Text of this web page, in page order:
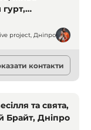
замовити
на
project, Дніпро
контакти
та свята,
Брайт, Дніпро